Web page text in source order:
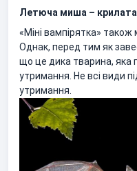
Летюча миша – крилата
«Міні вампірятка»
Однак, перед тим як
що це дика тварина, яка
утримання. Не всі види
утримання.